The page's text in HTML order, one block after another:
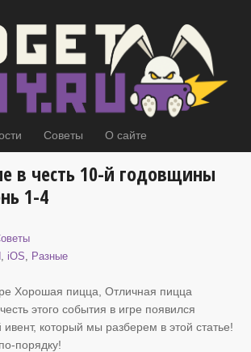
Советы О сайте
в честь 10-й годовщины
1-4
, iOS, Разные
Хорошая пицца, Отличная пицца
этого события в игре появился
ивент, который мы разберем в этой статье!
порядку!